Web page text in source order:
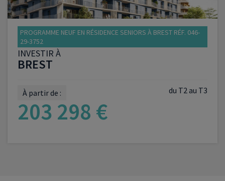
PROGRAMME NEUF EN RÉSIDENCE SENIORS À BREST RÉF. 046-
29-3752
INVESTIR À
BREST
du T2 au T3
À partir de :
203 298 €